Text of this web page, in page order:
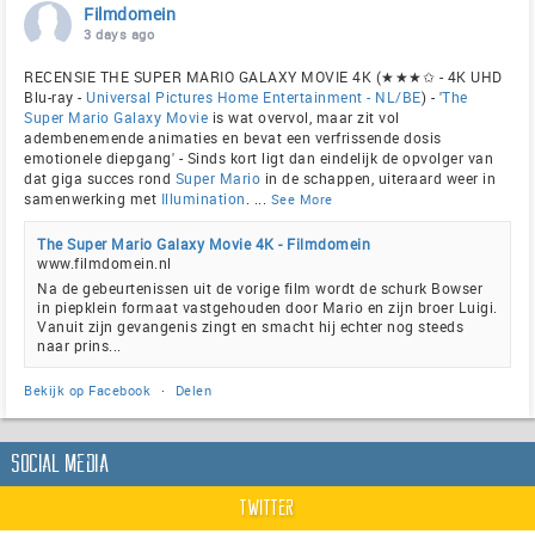
Filmdomein
3 days ago
RECENSIE THE SUPER MARIO GALAXY MOVIE 4K (★★★✩ - 4K UHD
Blu-ray - Universal Pictures Home Entertainment - NL/BE) - 'The
Super Mario Galaxy Movie is wat overvol, maar zit vol
adembenemende animaties en bevat een verfrissende dosis
emotionele diepgang' - Sinds kort ligt dan eindelijk de opvolger van
dat giga succes rond Super Mario in de schappen, uiteraard weer in
samenwerking met Illumination See More
The Super Mario Galaxy Movie 4K - Filmdomein
www.filmdomein.nl
Na de gebeurtenissen uit de vorige film wordt de schurk Bowser
in piepklein formaat vastgehouden door Mario en zijn broer Luigi.
Vanuit zijn gevangenis zingt en smacht hij echter nog steeds
naar prins...
Bekijk op Facebook · Delen
Social Media
Twitter